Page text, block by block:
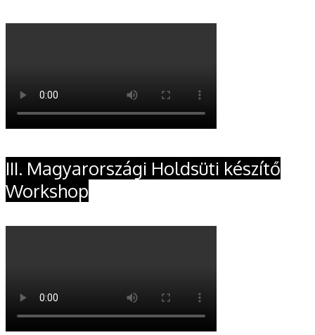
III. Magyarországi Holdsüti készítő
Workshop